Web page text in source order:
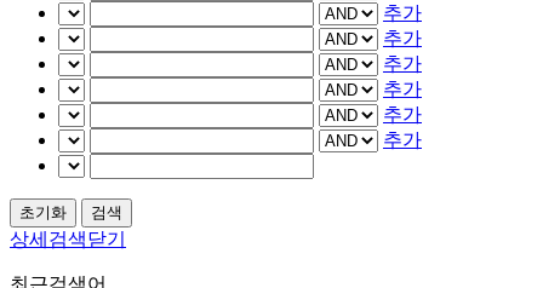
추가
추가
추가
추가
추가
추가
상세검색닫기
최근검색어